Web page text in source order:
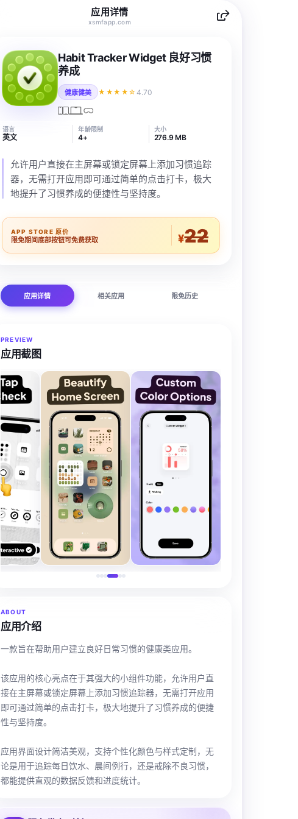
应用详情
xsmfapp.com
Habit Tracker Widget 良好习惯
养成
健康健美 ★★★★☆ 4.70
语言
英文
年龄限制
4+
大小
276.9 MB
允许用户直接在主屏幕或锁定屏幕上添加习惯追踪
器，无需打开应用即可通过简单的点击打卡，极大
地提升了习惯养成的便捷性与坚持度。
APP STORE 原价
限免期间底部按钮可免费获取 ¥22
应用详情 相关应用 限免历史
PREVIEW
应用截图
ABOUT
应用介绍
一款旨在帮助用户建立良好日常习惯的健康类应用。
该应用的核心亮点在于其强大的小组件功能，允许用户直
接在主屏幕或锁定屏幕上添加习惯追踪器，无需打开应用
即可通过简单的点击打卡，极大地提升了习惯养成的便捷
性与坚持度。
应用界面设计简洁美观，支持个性化颜色与样式定制，无
论是用于追踪每日饮水、晨间例行，还是戒除不良习惯，
都能提供直观的数据反馈和进度统计。